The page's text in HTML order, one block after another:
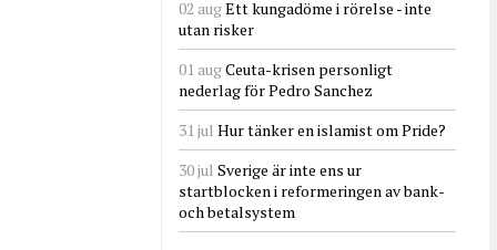
02 augEtt kungadöme i rörelse - inte
utan risker
01 augCeuta-krisen personligt
nederlag för Pedro Sanchez
31 jul Hur tänker en islamist om Pride?
30 jul Sverige är inte ens ur
startblocken i reformeringen av bank-
och betalsystem